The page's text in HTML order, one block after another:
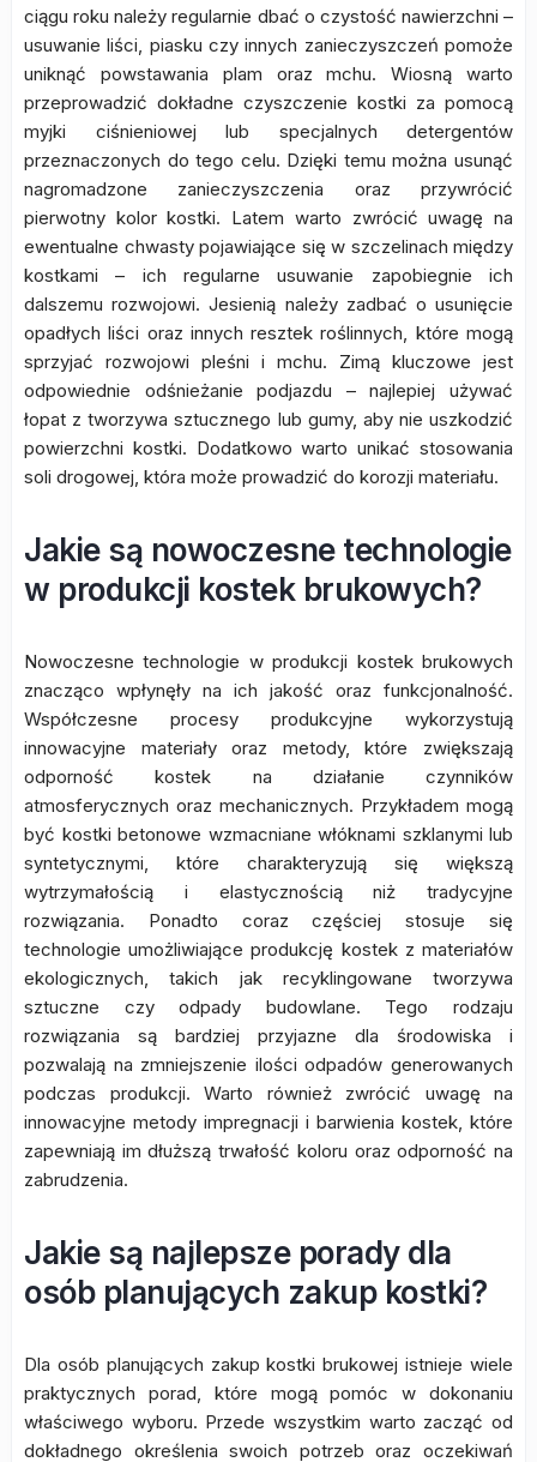
ciągu roku należy regularnie dbać o czystość nawierzchni –
usuwanie liści, piasku czy innych zanieczyszczeń pomoże
uniknąć powstawania plam oraz mchu. Wiosną warto
przeprowadzić dokładne czyszczenie kostki za pomocą
myjki ciśnieniowej lub specjalnych detergentów
przeznaczonych do tego celu. Dzięki temu można usunąć
nagromadzone zanieczyszczenia oraz przywrócić
pierwotny kolor kostki. Latem warto zwrócić uwagę na
ewentualne chwasty pojawiające się w szczelinach między
kostkami – ich regularne usuwanie zapobiegnie ich
dalszemu rozwojowi. Jesienią należy zadbać o usunięcie
opadłych liści oraz innych resztek roślinnych, które mogą
sprzyjać rozwojowi pleśni i mchu. Zimą kluczowe jest
odpowiednie odśnieżanie podjazdu – najlepiej używać
łopat z tworzywa sztucznego lub gumy, aby nie uszkodzić
powierzchni kostki. Dodatkowo warto unikać stosowania
soli drogowej, która może prowadzić do korozji materiału.
Jakie są nowoczesne technologie
w produkcji kostek brukowych?
Nowoczesne technologie w produkcji kostek brukowych
znacząco wpłynęły na ich jakość oraz funkcjonalność.
Współczesne procesy produkcyjne wykorzystują
innowacyjne materiały oraz metody, które zwiększają
odporność kostek na działanie czynników
atmosferycznych oraz mechanicznych. Przykładem mogą
być kostki betonowe wzmacniane włóknami szklanymi lub
syntetycznymi, które charakteryzują się większą
wytrzymałością i elastycznością niż tradycyjne
rozwiązania. Ponadto coraz częściej stosuje się
technologie umożliwiające produkcję kostek z materiałów
ekologicznych, takich jak recyklingowane tworzywa
sztuczne czy odpady budowlane. Tego rodzaju
rozwiązania są bardziej przyjazne dla środowiska i
pozwalają na zmniejszenie ilości odpadów generowanych
podczas produkcji. Warto również zwrócić uwagę na
innowacyjne metody impregnacji i barwienia kostek, które
zapewniają im dłuższą trwałość koloru oraz odporność na
zabrudzenia.
Jakie są najlepsze porady dla
osób planujących zakup kostki?
Dla osób planujących zakup kostki brukowej istnieje wiele
praktycznych porad, które mogą pomóc w dokonaniu
właściwego wyboru. Przede wszystkim warto zacząć od
dokładnego określenia swoich potrzeb oraz oczekiwań